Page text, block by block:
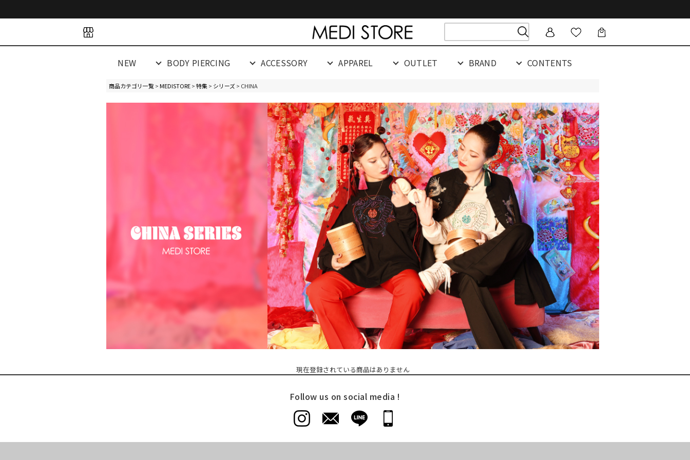
NEW BODY PIERCING ACCESSORY APPAREL OUTLET BRAND CONTENTS
商品カテゴリ一覧>MEDISTORE>特集> シリーズ> CHINA
現在登録されている商品はありません
Follow us on social media !